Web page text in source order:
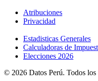
Atribuciones
Privacidad
Estadisticas Generales
Calculadoras de
Elecciones 2026
© 2026 Datos Perú. Todos los